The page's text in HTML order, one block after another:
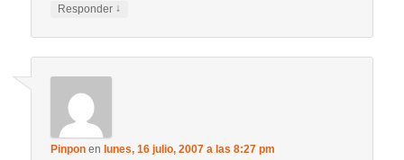
Responder ↓
Pinpon en lunes, 16 julio, 2007 a las 8:27 pm